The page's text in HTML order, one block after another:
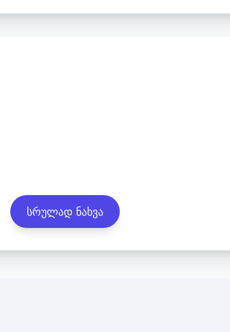
სრულად ნახვა